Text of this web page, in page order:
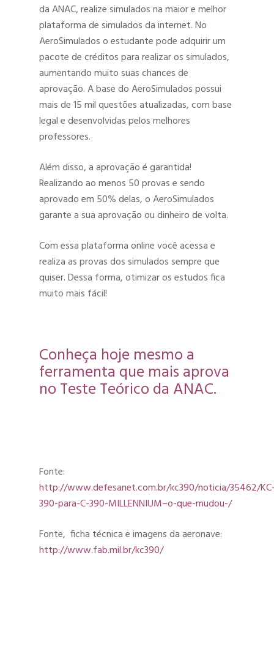
da ANAC, realize simulados na maior e melhor
plataforma de simulados da internet. No
AeroSimulados o estudante pode adquirir um
pacote de créditos para realizar os simulados,
aumentando muito suas chances de
aprovação. A base do AeroSimulados possui
mais de 15 mil questões atualizadas, com base
legal e desenvolvidas pelos melhores
professores.
Além disso, a aprovação é garantida!
Realizando ao menos 50 provas e sendo
aprovado em 50% delas, o AeroSimulados
garante a sua aprovação ou dinheiro de volta.
Com essa plataforma online você acessa e
realiza as provas dos simulados sempre que
quiser. Dessa forma, otimizar os estudos fica
muito mais fácil!
Conheça hoje mesmo a
ferramenta que mais aprova
no Teste Teórico da ANAC.
Fonte:
http://www.defesanet.com.br/kc390/noticia/35462/
390-para-C-390-MILLENNIUM–o-que-mudou-/
Fonte, ficha técnica e imagens da aeronave:
http://www.fab.mil.br/kc390/